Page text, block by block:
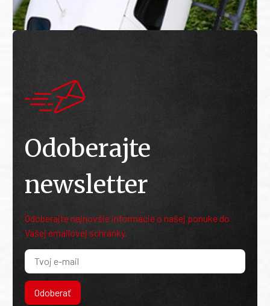
Odoberajte
newsletter
Odoberajte najnovšie informácie o našej ponuke do
Vašej emailovej schránky.
Odoberať